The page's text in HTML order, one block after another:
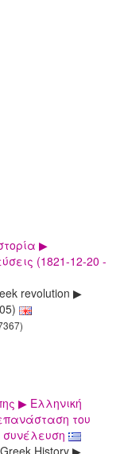
▶
(1821-12-20 -
revolution ▶
▶ Ελληνική
του
συνέλευση